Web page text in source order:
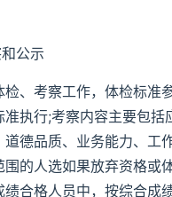
公示
、考察工作，体检标准
准执行;考察内容主要包括
德品质、业务能力、工
围的人选如果放弃资格或
绩合格人员中，按综合成